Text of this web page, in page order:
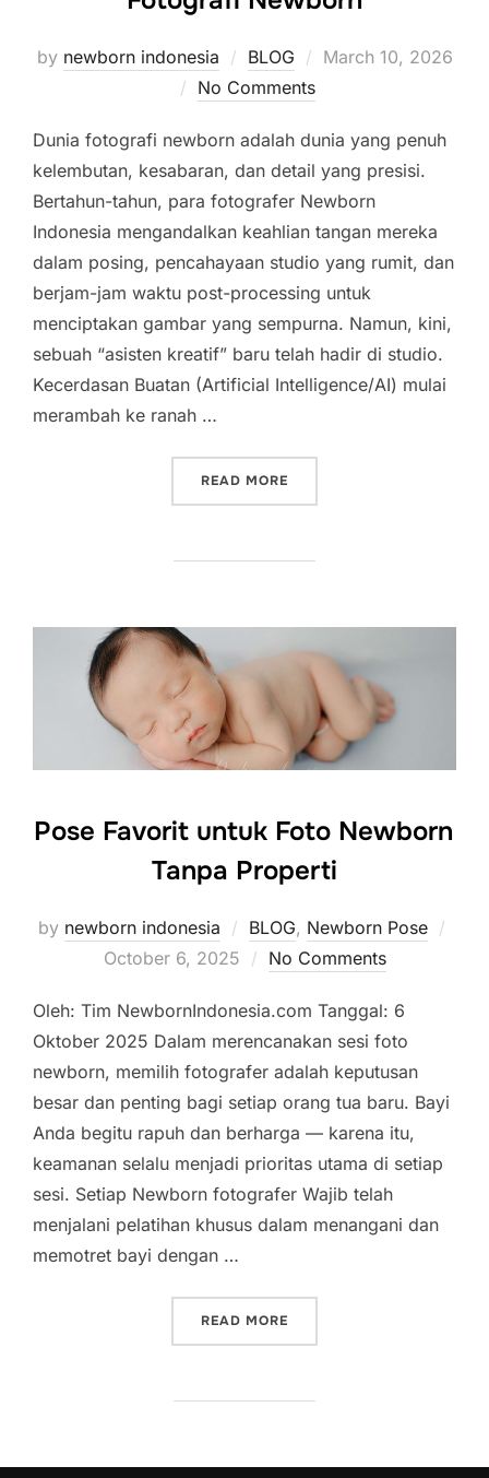
by newborn indonesia BLOG
Posted
March 10, 2026
No Comments
Dunia fotografi newborn adalah dunia yang penuh
kelembutan, kesabaran, dan detail yang presisi.
Bertahun-tahun, para fotografer Newborn
Indonesia mengandalkan keahlian tangan mereka
dalam posing, pencahayaan studio yang rumit, dan
berjam-jam waktu post-processing untuk
menciptakan gambar yang sempurna. Namun, kini,
sebuah “asisten kreatif” baru telah hadir di studio.
Kecerdasan Buatan (Artificial Intelligence/AI) mulai
merambah ke ranah …
READ MORE
Pose Favorit untuk Foto Newborn
Tanpa Properti
by newborn indonesia BLOG, Newborn Pose
October 6, 2025 No Comments
Oleh: Tim NewbornIndonesia.com Tanggal: 6
Oktober 2025 Dalam merencanakan sesi foto
newborn, memilih fotografer adalah keputusan
besar dan penting bagi setiap orang tua baru. Bayi
Anda begitu rapuh dan berharga — karena itu,
keamanan selalu menjadi prioritas utama di setiap
sesi. Setiap Newborn fotografer Wajib telah
menjalani pelatihan khusus dalam menangani dan
memotret bayi dengan …
READ MORE